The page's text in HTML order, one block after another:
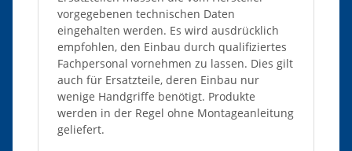
vorgegebenen technischen Daten
eingehalten werden. Es wird ausdrücklich
empfohlen, den Einbau durch qualifiziertes
Fachpersonal vornehmen zu lassen. Dies gilt
auch für Ersatzteile, deren Einbau nur
wenige Handgriffe benötigt. Produkte
werden in der Regel ohne Montageanleitung
geliefert.